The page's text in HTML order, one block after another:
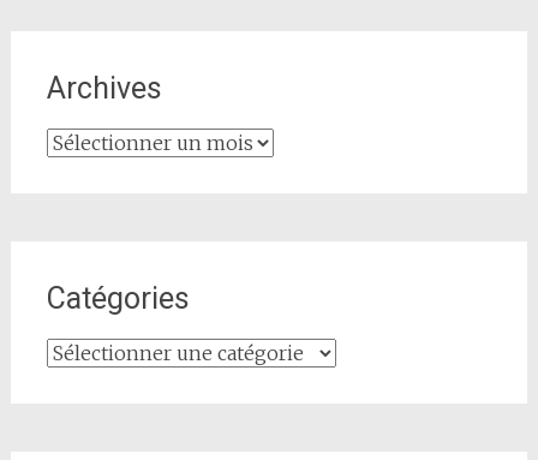
Archives
Archives
Catégories
Catégories